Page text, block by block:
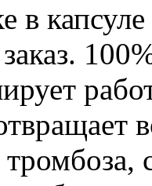
в капсуле
.
тромбоза,